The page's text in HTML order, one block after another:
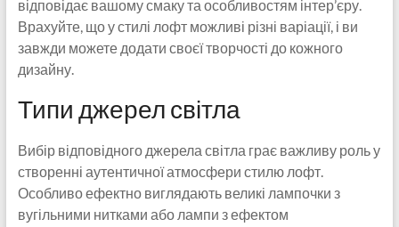
відповідає вашому смаку та особливостям інтер’єру.
Врахуйте, що у стилі лофт можливі різні варіації, і ви
завжди можете додати своєї творчості до кожного
дизайну.
Типи джерел світла
Вибір відповідного джерела світла грає важливу роль у
створенні аутентичної атмосфери стилю лофт.
Особливо ефектно виглядають великі лампочки з
вугільними нитками або лампи з ефектом